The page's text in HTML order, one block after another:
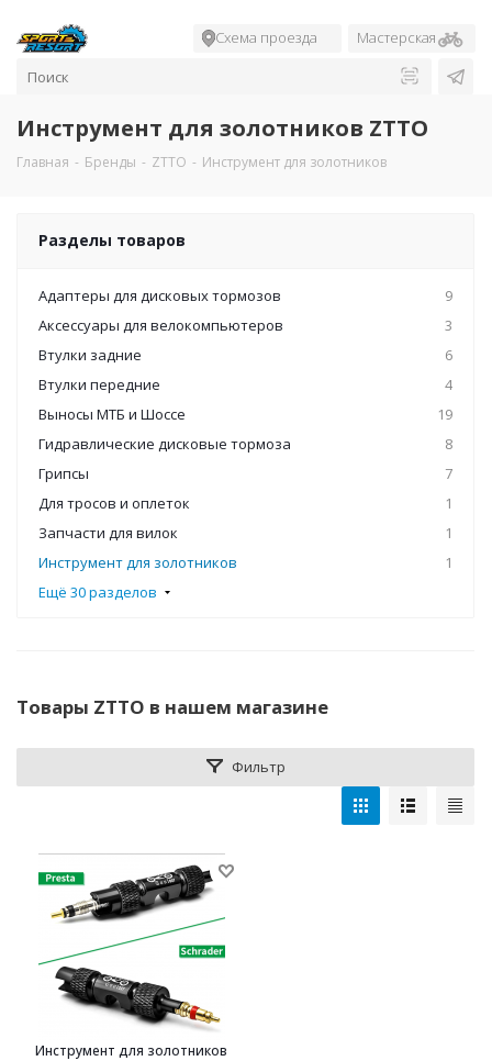
Схема проезда Мастерская
Инструмент для золотников ZTTO
Главная - Бренды - ZTTO - Инструмент для золотников
Разделы товаров
Адаптеры для дисковых тормозов
9
Аксессуары для велокомпьютеров
3
Втулки задние
6
Втулки передние
4
Выносы МТБ и Шоссе
19
Гидравлические дисковые тормоза
8
Грипсы
7
Для тросов и оплеток
1
Запчасти для вилок
1
Инструмент для золотников
1
Ещё 30 разделов
Товары ZTTO в нашем магазине
Фильтр
Инструмент для золотников